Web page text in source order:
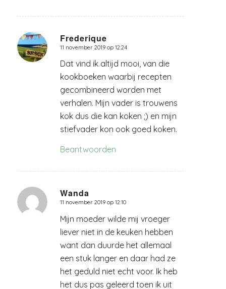
Frederique
zegt:
11 november 2019 op 12:24
Dat vind ik altijd mooi, van die
kookboeken waarbij recepten
gecombineerd worden met
verhalen. Mijn vader is trouwens
kok dus die kan koken ;) en mijn
stiefvader kon ook goed koken.
Beantwoorden
Wanda
zegt:
11 november 2019 op 12:10
Mijn moeder wilde mij vroeger
liever niet in de keuken hebben
want dan duurde het allemaal
een stuk langer en daar had ze
het geduld niet echt voor. Ik heb
het dus pas geleerd toen ik uit